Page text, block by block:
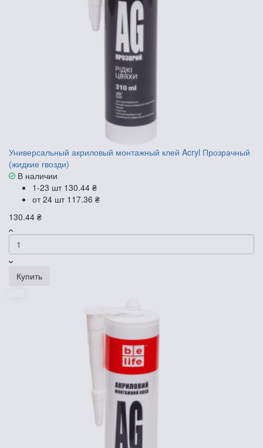
Универсальный акриловый монтажный клей Acryl Прозрачный
(жидкие гвозди)
В наличии
1-23 шт 130.44 ₴
от 24 шт 117.36 ₴
130.44 ₴
Купить